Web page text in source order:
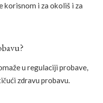
korisnom i za okoliš i za
u regulaciji probave,
zdravu probavu.